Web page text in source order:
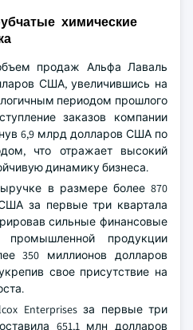
химические
продаж Альфа Лаваль
США, увеличившись на
периодом прошлого
заказов компании
6,9 млрд долларов США по
что отражает высокий
динамику бизнеса.
в размере более 870
за первые три квартала
сильные финансовые
промышленной продукции
350 миллионов долларов
свое присутствие на
Enterprises за первые три
651,1 млн долларов